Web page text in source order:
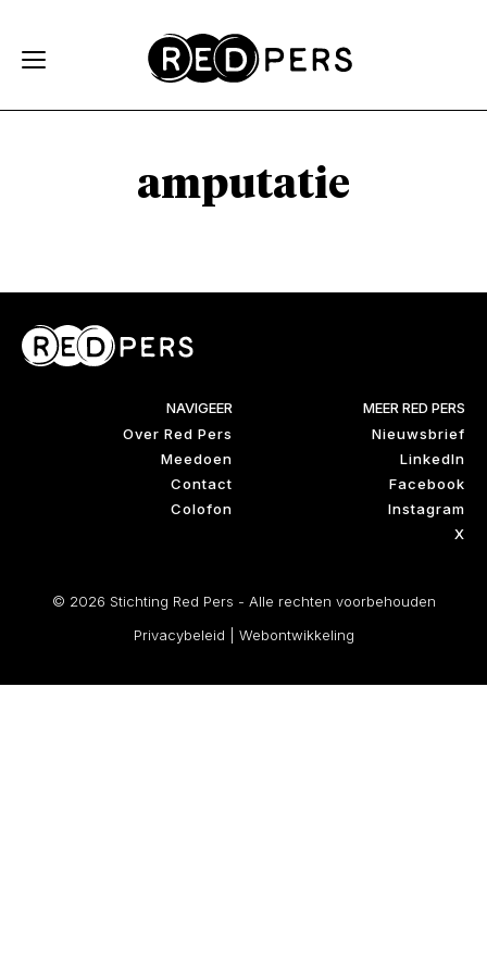
amputatie
NAVIGEER
Over Red Pers
Meedoen
Contact
Colofon
MEER RED PERS
Nieuwsbrief
LinkedIn
Facebook
Instagram
X
© 2026 Stichting Red Pers - Alle rechten voorbehouden
Privacybeleid
Webontwikkeling